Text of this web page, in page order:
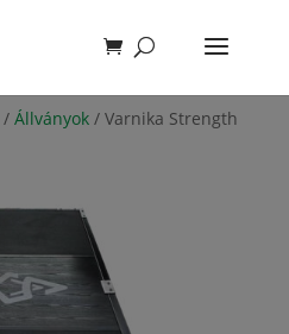
/ Állványok / Varnika Strength